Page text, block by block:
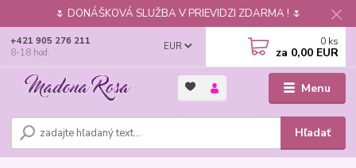
🌷 DONÁŠKOVÁ SLUŽBA V PRIEVIDZI ZDARMA ! 🌷
Menu
EUR
Hľadať
+421 905 276 211
8-18 hod.
0 ks
za 0,00 EUR